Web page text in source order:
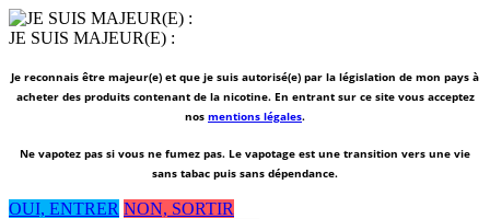
JE SUIS MAJEUR(E) :
Je reconnais être majeur(e) et que je suis autorisé(e) par la législation de mon pays à
acheter des produits contenant de la nicotine. En entrant sur ce site vous acceptez
nos mentions légales.
Ne vapotez pas si vous ne fumez pas. Le vapotage est une transition vers une vie
sans tabac puis sans dépendance.
OUI, ENTRER NON, SORTIR